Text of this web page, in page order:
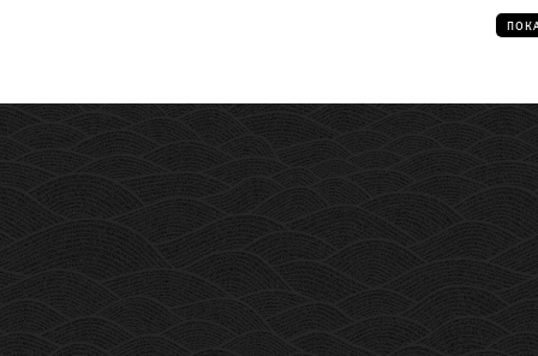
«Dice»: яскравий скляний куб, який стане акцентом у будь-
«Fog Plisse'» включає лаконічні торшери, настільні лампи,
тканини абажура, що утворює м`які складки.
«Spring»: металеві спіралі та завитки, що створюють
Стильні та сучасні світильники, бра, люстри Morosini Ви
відвідати сторінку італійського бренду
Oty Light